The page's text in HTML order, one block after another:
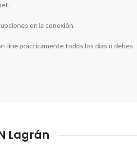
en la conexión.
line prácticamente todos los días o debes
Lagrán